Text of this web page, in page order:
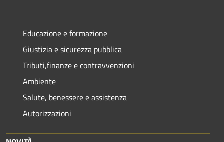
Educazione e formazione
Giustizia e sicurezza pubblica
Tributi,finanze e contravvenzioni
Ambiente
Salute, benessere e assistenza
Autorizzazioni